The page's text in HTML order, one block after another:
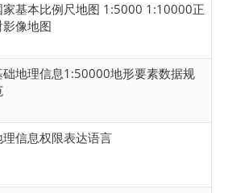
家基本比例尺地图 1:5000 1:10000正
影像地图
础地理信息1:50000地形要素数据规
理信息权限表达语言